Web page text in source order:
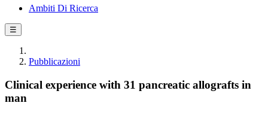
Ambiti Di Ricerca
☰
Pubblicazioni
Clinical experience with 31 pancreatic allografts in
man